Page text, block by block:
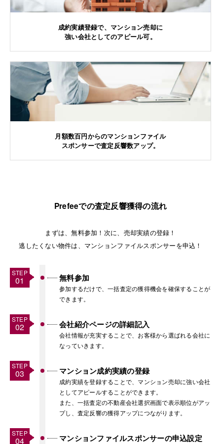
成約実績登録で、マンション売却に
強い会社としてのアピール可。
月額数百円からのマンションファイル
スポンサーで査定反響数アップ。
Prefeeでの査定反響獲得の流れ
まずは、無料参加！次に、売却実績の登録！
逃したくない物件は、マンションファイルスポンサーを申込！
無料参加
参加するだけで、一括査定の獲得機会を確保することが
できます。
会社紹介ページの詳細記入
会社情報が充実することで、お客様から選ばれる会社に
なっていきます。
マンション成約実績の登録
成約実績を登録することで、マンション売却に強い会社
としてアピールすることができます。
また、一括査定の不動産会社選択画面で表示順位がアッ
プし、査定反響の獲得アップにつながります。
マンションファイルスポンサーの申込設定